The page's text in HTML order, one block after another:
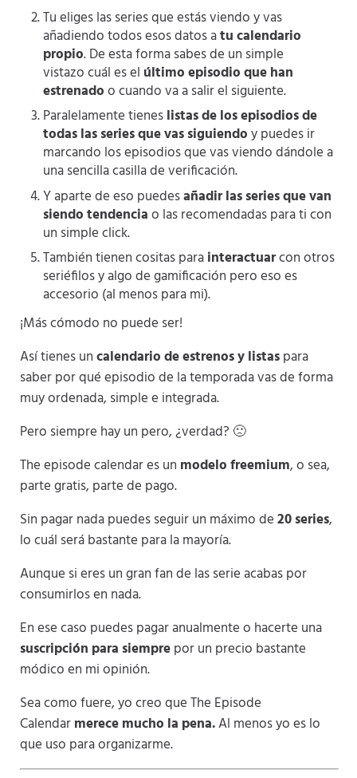
Tu eliges las series que estás viendo y vas
añadiendo todos esos datos atu calendario
propio. De esta forma sabes de un simple
vistazo cuál es el último episodio que han
estrenadoo cuando va a salir el siguiente.
Paralelamente tieneslistas de los episodios de
todas las series que vas siguiendoy puedes ir
marcando los episodios que vas viendo dándole a
una sencilla casilla de verificación.
Y aparte de eso puedesañadir las series que van
siendo tendenciao las recomendadas para ti con
un simple click.
También tienen cositas parainteractuarcon otros
seriéfilos y algo de gamificación pero eso es
accesorio (al menos para mi).
¡Más cómodo no puede ser!
Así tienes uncalendario de estrenos y listaspara
saber por qué episodio de la temporada vas de forma
muy ordenada, simple e integrada.
Pero siempre hay un pero, ¿verdad? 🙁
The episode calendar es un modelo freemium, o sea,
parte gratis, parte de pago.
Sin pagar nada puedes seguir un máximo de20 series,
lo cuál será bastante para la mayoría.
Aunque si eres un gran fan de las serie acabas por
consumirlos en nada.
En ese caso puedes pagar anualmente o hacerte una
suscripción para siemprepor un precio bastante
módico en mi opinión.
Sea como fuere, yo creo que The Episode
Calendarmerece mucho la pena.Al menos yo es lo
que uso para organizarme.